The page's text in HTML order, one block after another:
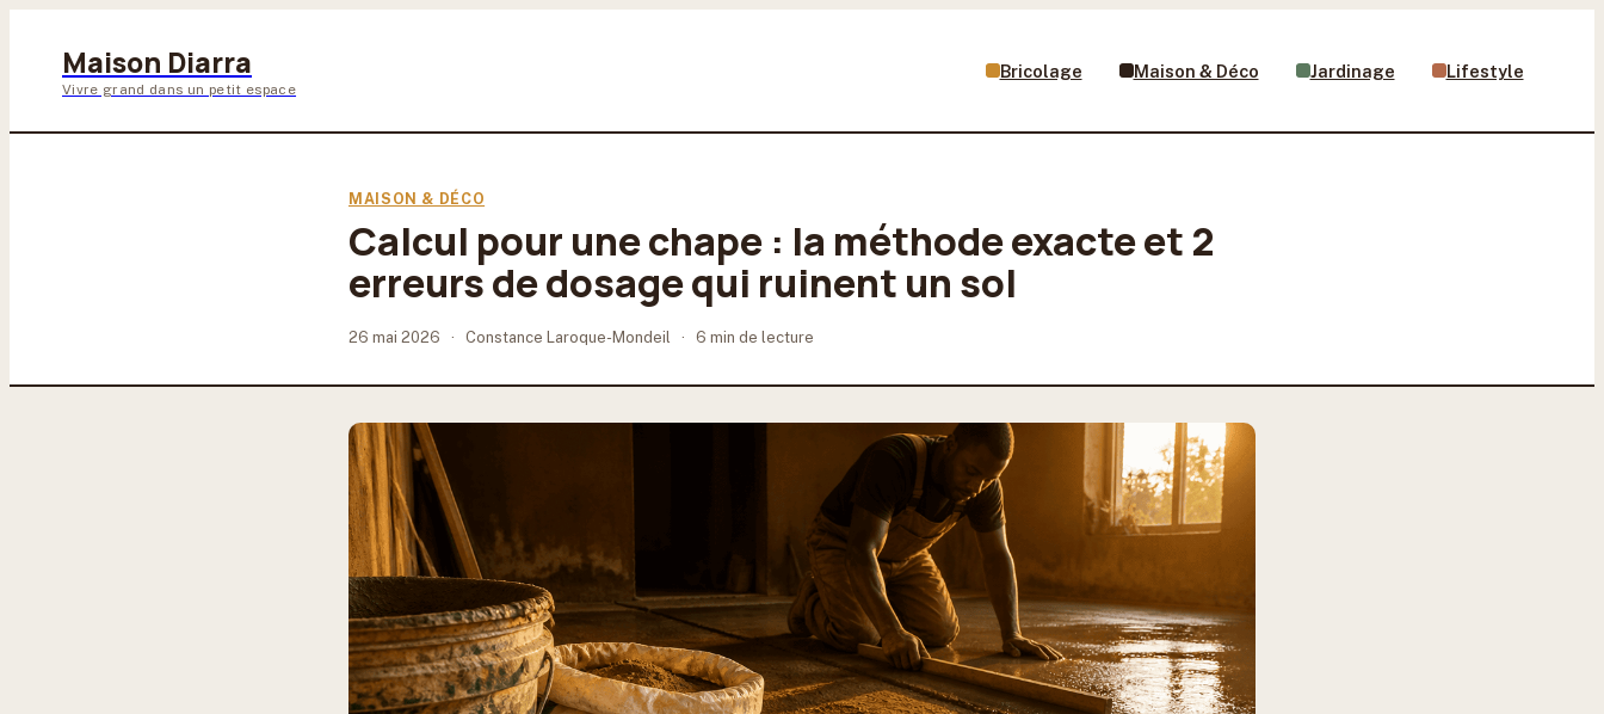
Maison Diarra
Vivre grand dans un petit espace
Bricolage Maison & Déco Jardinage Lifestyle
MAISON & DÉCO
Calcul pour une chape : la méthode exacte et 2
erreurs de dosage qui ruinent un sol
26 mai 2026 · Constance Laroque-Mondeil · 6 min de lecture